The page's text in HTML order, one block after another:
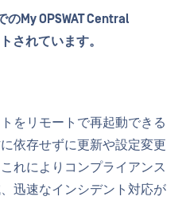
My OPSWAT Central
されています。
をリモートで再起動できる
依存せずに更新や設定変更
れによりコンプライアンス
迅速なインシデント対応が